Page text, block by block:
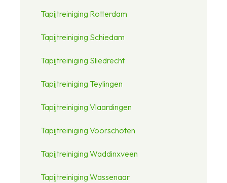
Tapijtreiniging Rotterdam
Tapijtreiniging Schiedam
Tapijtreiniging Sliedrecht
Tapijtreiniging Teylingen
Tapijtreiniging Vlaardingen
Tapijtreiniging Voorschoten
Tapijtreiniging Waddinxveen
Tapijtreiniging Wassenaar